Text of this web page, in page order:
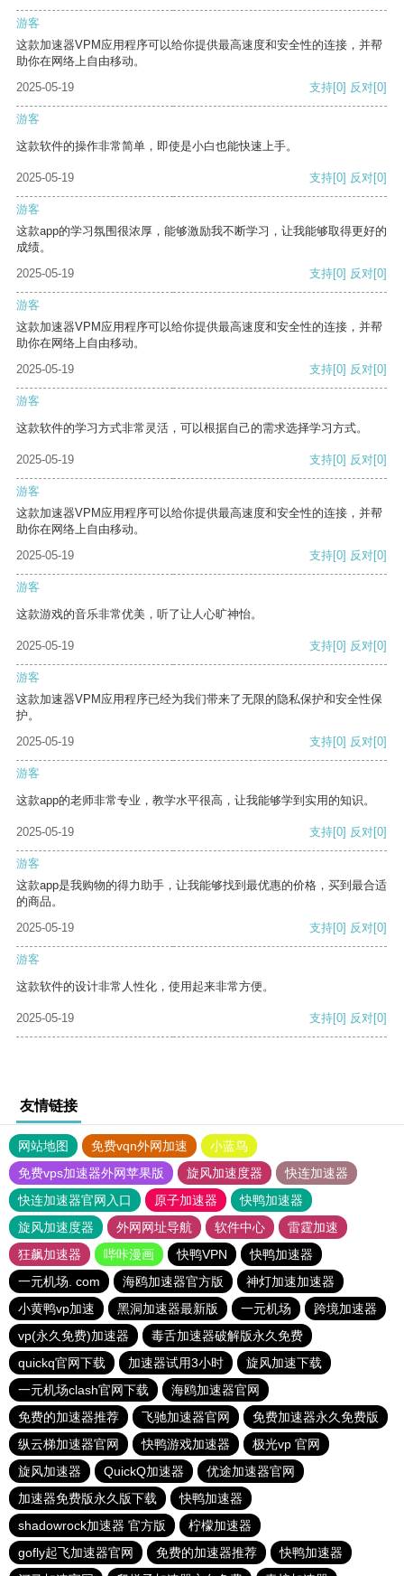
游客
这款加速器VPM应用程序可以给你提供最高速度和安全性的连接，并帮
助你在网络上自由移动。
2025-05-19
支持[0] 反对[0]
游客
这款软件的操作非常简单，即使是小白也能快速上手。
2025-05-19 支持[0] 反对[0]
游客
这款app的学习氛围很浓厚，能够激励我不断学习，让我能够取得更好的
成绩。
2025-05-19
支持[0] 反对[0]
游客
这款加速器VPM应用程序可以给你提供最高速度和安全性的连接，并帮
助你在网络上自由移动。
2025-05-19
支持[0] 反对[0]
游客
这款软件的学习方式非常灵活，可以根据自己的需求选择学习方式。
2025-05-19 支持[0] 反对[0]
游客
这款加速器VPM应用程序可以给你提供最高速度和安全性的连接，并帮
助你在网络上自由移动。
2025-05-19
支持[0] 反对[0]
游客
这款游戏的音乐非常优美，听了让人心旷神怡。
2025-05-19 支持[0] 反对[0]
游客
这款加速器VPM应用程序已经为我们带来了无限的隐私保护和安全性保
护。
2025-05-19
支持[0] 反对[0]
游客
这款app的老师非常专业，教学水平很高，让我能够学到实用的知识。
2025-05-19 支持[0] 反对[0]
游客
这款app是我购物的得力助手，让我能够找到最优惠的价格，买到最合适
的商品。
2025-05-19
支持[0] 反对[0]
游客
这款软件的设计非常人性化，使用起来非常方便。
2025-05-19 支持[0] 反对[0]
友情链接
网站地图 免费vqn外网加速
小蓝鸟
免费vps加速器外网苹果版
旋风加速度器
快连加速器
快连加速器官网入口
原子加速器
快鸭加速器
旋风加速度器
外网网址导航 软件中心
雷霆加速
狂飙加速器
哔咔漫画 快鸭VPN
快鸭加速器
一元机场. com
海鸥加速器官方版
神灯加速加速器
小黄鸭vp加速
黑洞加速器最新版 一元机场
跨境加速器
vp(永久免费)加速器
毒舌加速器破解版永久免费
quickq官网下载
加速器试用3小时
旋风加速下载
一元机场clash官网下载
海鸥加速器官网
免费的加速器推荐
飞驰加速器官网
免费加速器永久免费版
纵云梯加速器官网
快鸭游戏加速器
极光vp 官网
旋风加速器
QuickQ加速器
优途加速器官网
加速器免费版永久版下载
快鸭加速器
shadowrock加速器 官方版
柠檬加速器
gofly起飞加速器官网
免费的加速器推荐
快鸭加速器